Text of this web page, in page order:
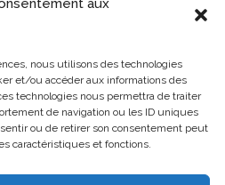
aux
nous utilisons des technologies
et/ou accéder aux informations des
technologies nous permettra de traiter
de navigation ou les ID uniques
ou de retirer son consentement peut
caractéristiques et fonctions.
: loi25@cprmv.org Pour en savoir